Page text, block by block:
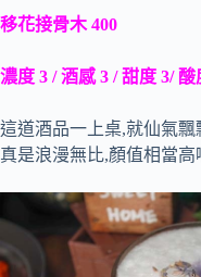
移花接骨木 400
濃度 3 / 酒感 3 / 甜度 3/ 酸
這道酒品一上桌,就仙氣
真是浪漫無比,顏值相當高